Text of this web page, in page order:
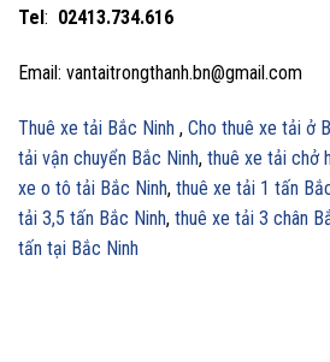
Tel : 02413.734.616
Email: vantaitrongthanh.bn@gmail.com
Thuê xe tải Bắc Ninh , Cho thuê xe tải ở
tải vận chuyển Bắc Ninh, thuê xe tải chở
xe o tô tải Bắc Ninh, thuê xe tải 1 tấn
tải 3,5 tấn Bắc Ninh, thuê xe tải 3 chân
tấn tại Bắc Ninh